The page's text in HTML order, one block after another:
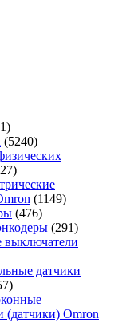
(5240)
(1149)
(476)
(291)
выключатели
датчики
(датчики) Omron